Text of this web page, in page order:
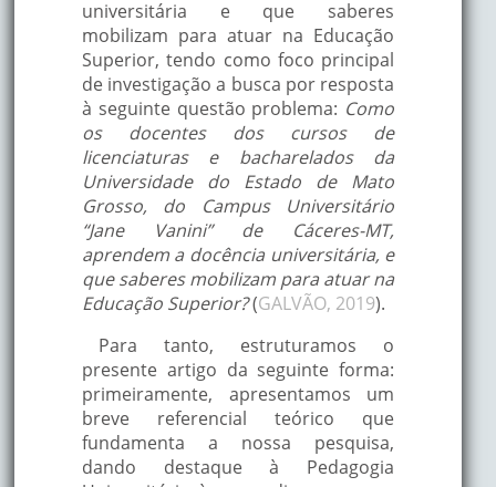
universitária e que saberes
mobilizam para atuar na Educação
Superior, tendo como foco principal
de investigação a busca por resposta
à seguinte questão problema: Como
os docentes dos cursos de
licenciaturas e bacharelados da
Universidade do Estado de Mato
Grosso, do Campus Universitário
“Jane Vanini” de Cáceres-MT,
aprendem a docência universitária, e
que saberes mobilizam para atuar na
Educação Superior?(GALVÃO, 2019).
Para tanto, estruturamos o
presente artigo da seguinte forma:
primeiramente, apresentamos um
breve referencial teórico que
fundamenta a nossa pesquisa,
dando destaque à Pedagogia